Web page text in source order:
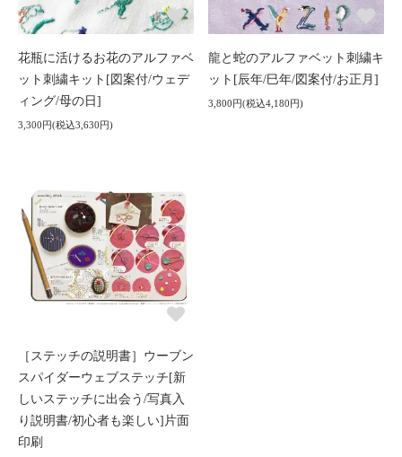
花瓶に活けるお花のアルファベ
ット刺繍キット[図案付/ウェデ
ィング/母の日]
3,300円(税込3,630円)
龍と蛇のアルファベット刺繍キ
ット[辰年/巳年/図案付/お正月]
3,800円(税込4,180円)
［ステッチの説明書］ウーブン
スパイダーウェブステッチ[新
しいステッチに出会う/写真入
り説明書/初心者も楽しい]片面
印刷